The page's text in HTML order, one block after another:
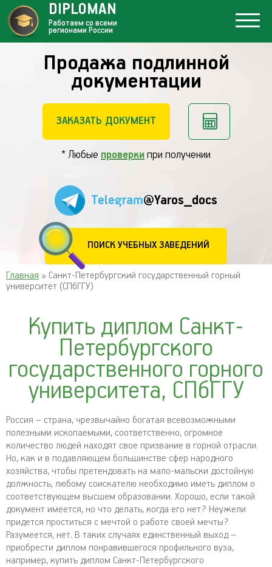
Продажа подлинной
документации
ЗАКАЗАТЬ ДОКУМЕНТ
* Любые проверки при получении
Telegram@Yaros_docs
ПОИСК УЧЕБНЫХ ЗАВЕДЕНИЙ
DIPLOMAN
Работаем со всеми
регионами России
Главная » Санкт-Петербургский государственный горный
университет (СПбГГУ)
Купить диплом Санкт-
Петербургского
государственного горного
университета, СПбГГУ
Россия – страна, чрезвычайно богатая всевозможными
полезными ископаемыми, соответственно, огромное
количество людей находят свое призвание в горной отрасли.
Но, как и в подавляющем большинстве сфер народного
хозяйства, чтобы претендовать на мало-мальски достойную
должность, любому соискателю необходимо иметь диплом о
соответствующем высшем образовании. Хорошо, если такой
документ имеется, но что делать, когда его нет? Неужели
придется проститься с мечтой о работе своей мечты?
Разумеется, нет. В таких случаях единственный выход –
приобрести диплом понравившегося профильного вуза,
например, купить диплом Санкт-Петербургского